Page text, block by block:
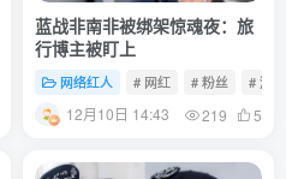
蓝战非南非被绑架惊魂夜：旅
行博主被盯上
网络红人 # 网红 # 粉丝 # 酒店
12月10日 14:43 219 5